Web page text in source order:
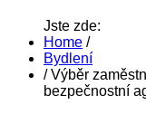
Jste zde:
Home /
Bydlení
/ Výběr
bezpečnostní